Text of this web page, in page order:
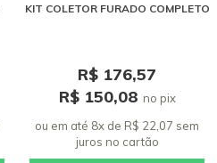
KIT COLETOR FURADO COMPLETO
R$ 176,57
R$ 150,08 no pix
ou em até 8x de R$ 22,07 sem
juros no cartão